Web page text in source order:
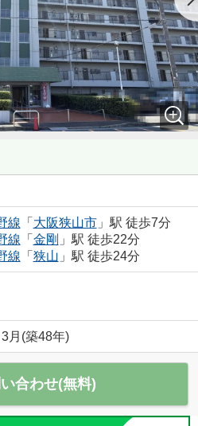
線 「 大阪狭山市」駅 徒歩7分
線 「 金剛 」駅 徒歩22分
線 「 狭山 」駅 徒歩24分
月(築48年)
合わせ(無料)